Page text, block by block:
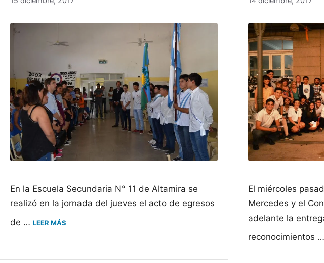
En la Escuela Secundaria N° 11 de Altamira se
realizó en la jornada del jueves el acto de egresos
de … LEER MÁS
El miércoles
Mercedes y el
adelante la
reconocimientos